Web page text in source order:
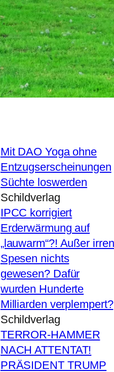
Mit DAO Yoga ohne
Entzugserscheinungen
Süchte loswerden
Schildverlag
IPCC korrigiert
Erderwärmung auf
„lauwarm“?! Außer irren
Spesen nichts
gewesen? Dafür
wurden Hunderte
Milliarden verplempert?
Schildverlag
TERROR-HAMMER
NACH ATTENTAT!
PRÄSIDENT TRUMP